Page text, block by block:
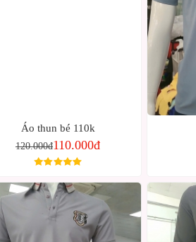
Áo thun bé 110k
120.000đ110.000đ